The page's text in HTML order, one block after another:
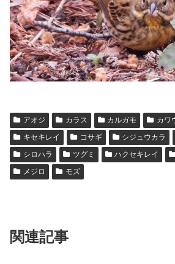
アオジ カラス カルガモ カワ
キセキレイ
コサギ シジュウカラ
シロハラ
ツグミ ハクセキレイ
メジロ
モズ
関連記事